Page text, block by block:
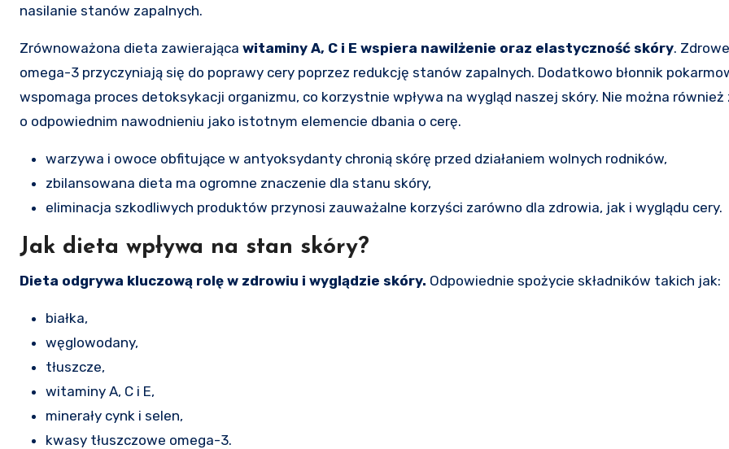
nasilanie stanów zapalnych.
Zrównoważona dieta zawierająca witaminy A, C i E wspiera nawilżenie oraz elastyczność skóry.
omega-3 przyczyniają się do poprawy cery poprzez redukcję stanów zapalnych. Dodatkowo błonnik
wspomaga proces detoksykacji organizmu, co korzystnie wpływa na wygląd naszej skóry. Nie można również
o odpowiednim nawodnieniu jako istotnym elemencie dbania o cerę.
warzywa i owoce obfitujące w antyoksydanty chronią skórę przed działaniem wolnych rodników,
zbilansowana dieta ma ogromne znaczenie dla stanu skóry,
eliminacja szkodliwych produktów przynosi zauważalne korzyści zarówno dla zdrowia, jak i wyglądu cery.
Jak dieta wpływa na stan skóry?
Dieta odgrywa kluczową rolę w zdrowiu i wyglądzie skóry. Odpowiednie spożycie składników takich jak:
białka,
węglowodany,
tłuszcze,
witaminy A, C i E,
minerały cynk i selen,
kwasy tłuszczowe omega-3.